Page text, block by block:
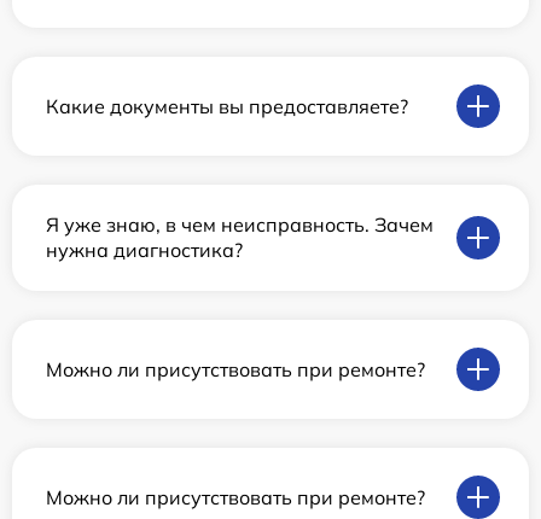
Какие документы вы предоставляете?
Я уже знаю, в чем неисправность. Зачем
нужна диагностика?
Можно ли присутствовать при ремонте?
Можно ли присутствовать при ремонте?